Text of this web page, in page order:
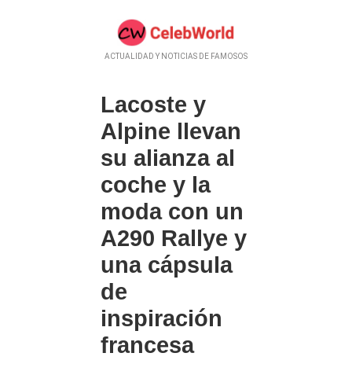
ACTUALIDAD Y NOTICIAS DE FAMOSOS
Lacoste y
Alpine llevan
su alianza al
coche y la
moda con un
A290 Rallye y
una cápsula
de
inspiración
francesa